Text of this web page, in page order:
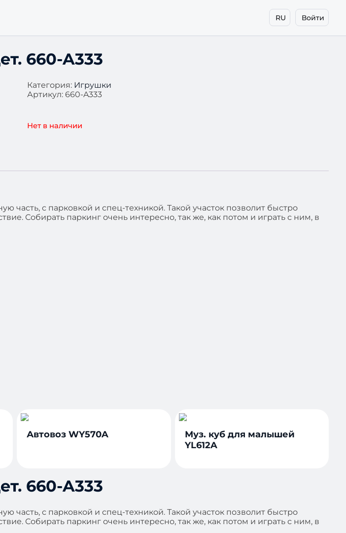
RU Войти
660-A333
Категория: Игрушки
Артикул:660-A333
Нет в наличии
часть, с парковкой и спец-техникой. Такой участок позволит быстро
Собирать паркинг очень интересно, так же, как потом и играть с ним, в
Автовоз WY570A
Муз. куб для малышей
YL612A
660-A333
часть, с парковкой и спец-техникой. Такой участок позволит быстро
Собирать паркинг очень интересно, так же, как потом и играть с ним, в